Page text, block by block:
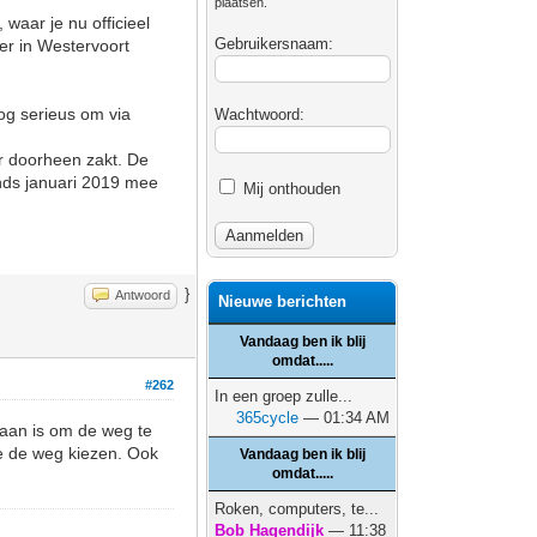
waar je nu officieel
in Westervoort
serieus om via
doorheen zakt. De
januari 2019 mee
Antwoord }
#262
is om de weg te
de weg kiezen. Ook
Gebruikersnaam:
Wachtwoord:
Mij onthouden
Nieuwe berichten
Vandaag ben ik blij
omdat.....
In een groep zulle...
365cycle — 01:34 AM
Vandaag ben ik blij
omdat.....
Roken, computers, te...
Bob Hagendijk — 11:38